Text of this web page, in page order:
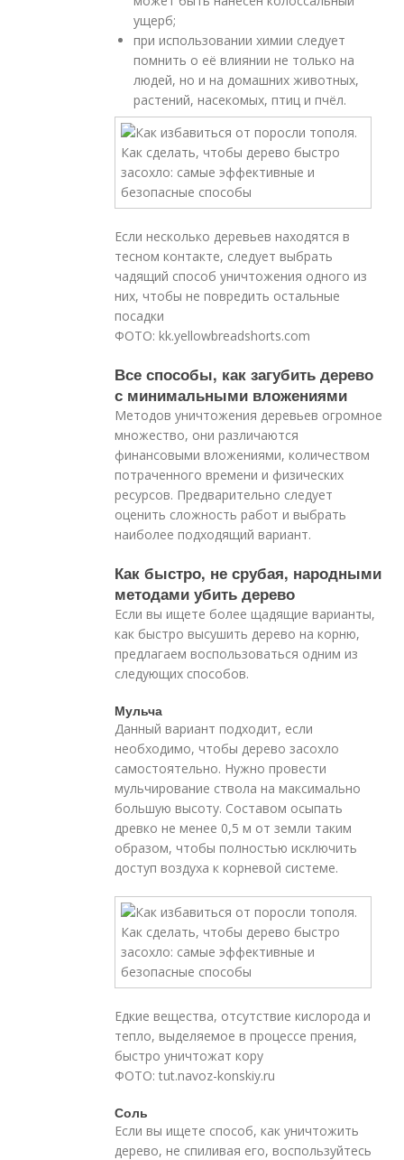
ущерб;
при использовании химии следует
помнить о её влиянии не только на
людей, но и на домашних животных,
растений, насекомых, птиц и пчёл.
Если несколько деревьев находятся в
тесном контакте, следует выбрать
чадящий способ уничтожения одного из
них, чтобы не повредить остальные
посадки
ФОТО: kk.yellowbreadshorts.com
Все способы, как загубить дерево
с минимальными вложениями
Методов уничтожения деревьев огромное
множество, они различаются
финансовыми вложениями, количеством
потраченного времени и физических
ресурсов. Предварительно следует
оценить сложность работ и выбрать
наиболее подходящий вариант.
Как быстро, не срубая, народными
методами убить дерево
Если вы ищете более щадящие варианты,
как быстро высушить дерево на корню,
предлагаем воспользоваться одним из
следующих способов.
Мульча
Данный вариант подходит, если
необходимо, чтобы дерево засохло
самостоятельно. Нужно провести
мульчирование ствола на максимально
большую высоту. Составом осыпать
древко не менее 0,5 м от земли таким
образом, чтобы полностью исключить
доступ воздуха к корневой системе.
Едкие вещества, отсутствие кислорода и
тепло, выделяемое в процессе прения,
быстро уничтожат кору
ФОТО: tut.navoz-konskiy.ru
Соль
Если вы ищете способ, как уничтожить
дерево, не спиливая его, воспользуйтесь